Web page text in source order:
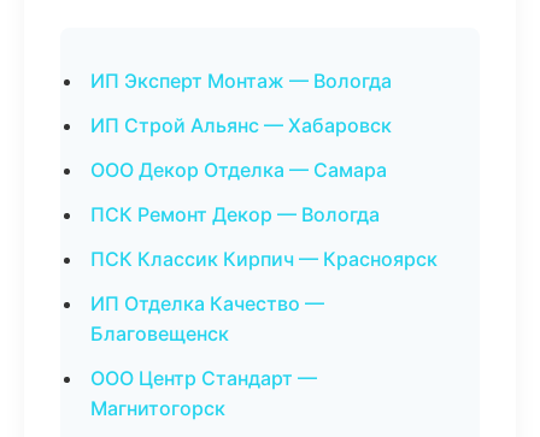
ИП Эксперт Монтаж — Вологда
ИП Строй Альянс — Хабаровск
ООО Декор Отделка — Самара
ПСК Ремонт Декор — Вологда
ПСК Классик Кирпич — Красноярск
ИП Отделка Качество —
Благовещенск
ООО Центр Стандарт —
Магнитогорск